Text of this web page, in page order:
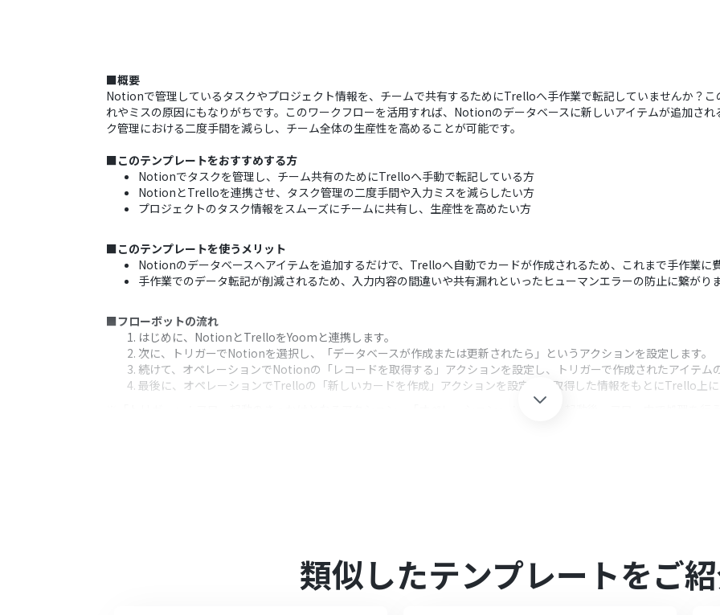
■概要
Notionで管理しているタスクやプロジェクト情報を、チームで共有するためにTrelloへ手作業で転記していませんか？
れやミスの原因にもなりがちです。このワークフローを活用すれば、Notionのデータベースに新しいアイテムが追加さ
ク管理における二度手間を減らし、チーム全体の生産性を高めることが可能です。
■このテンプレートをおすすめする方
Notionでタスクを管理し、チーム共有のためにTrelloへ手動で転記している方
NotionとTrelloを連携させ、タスク管理の二度手間や入力ミスを減らしたい方
プロジェクトのタスク情報をスムーズにチームに共有し、生産性を高めたい方
■このテンプレートを使うメリット
Notionのデータベースへアイテムを追加するだけで、Trelloへ自動でカードが作成されるため、これまで手作業に
手作業でのデータ転記が削減されるため、入力内容の間違いや共有漏れといったヒューマンエラーの防止に繋がり
■フローボットの流れ
はじめに、NotionとTrelloをYoomと連携します。
次に、トリガーでNotionを選択し、「データベースが作成または更新されたら」というアクションを設定します。
続けて、オペレーションでNotionの「レコードを取得する」アクションを設定し、トリガーで作成されたアイテム
最後に、オペレーションでTrelloの「新しいカードを作成」アクションを設定し、取得した情報をもとにTrello上
トリガーは5分、10分、15分、30分、60分の間隔で起動間隔を選択できます。
プランによって最短の起動間隔が異なりますので、ご注意ください。
類似したテンプレートをご